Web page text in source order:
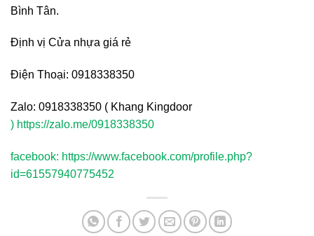
Bình Tân.
Định vị Cửa nhựa giá rẻ
Điện Thoại: 0918338350
Zalo: 0918338350 ( Khang Kingdoor
) https://zalo.me/0918338350
facebook: https://www.facebook.com/profile.php?
id=61557940775452